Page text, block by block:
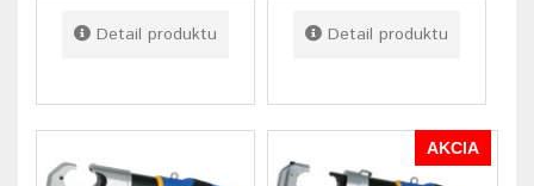
Detail produktu
Detail produktu
AKCIA